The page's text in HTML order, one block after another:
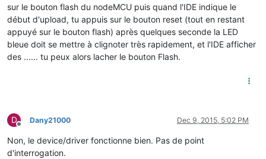
sur le bouton flash du nodeMCU puis quand l'IDE indique le
début d'upload, tu appuis sur le bouton reset (tout en restant
appuyé sur le bouton flash) après quelques seconde la LED
bleue doit se mettre à clignoter très rapidement, et l'IDE afficher
des ...... tu peux alors lacher le bouton Flash.
D
Offline
Dany21000 Dec 9, 2015, 5:02 PM
Non, le device/driver fonctionne bien. Pas de point
d'interrogation.